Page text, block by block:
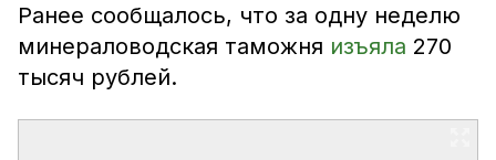
Ранее сообщалось, что за одну неделю
минераловодская таможня изъяла 270
тысяч рублей.